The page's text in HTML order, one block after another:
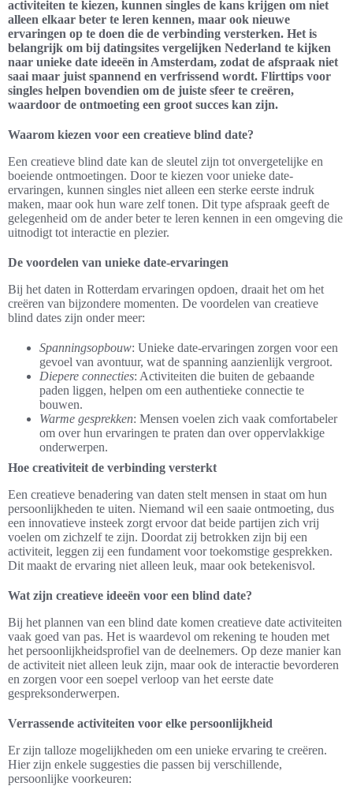
activiteiten te kiezen, kunnen singles de kans krijgen om niet
alleen elkaar beter te leren kennen, maar ook nieuwe
ervaringen op te doen die de verbinding versterken. Het is
belangrijk om bij datingsites vergelijken Nederland te kijken
naar unieke date ideeën in Amsterdam, zodat de afspraak niet
saai maar juist spannend en verfrissend wordt. Flirttips voor
singles helpen bovendien om de juiste sfeer te creëren,
waardoor de ontmoeting een groot succes kan zijn.
Waarom kiezen voor een creatieve blind date?
Een creatieve blind date kan de sleutel zijn tot onvergetelijke en
boeiende ontmoetingen. Door te kiezen voor unieke date-
ervaringen, kunnen singles niet alleen een sterke eerste indruk
maken, maar ook hun ware zelf tonen. Dit type afspraak geeft de
gelegenheid om de ander beter te leren kennen in een omgeving die
uitnodigt tot interactie en plezier.
De voordelen van unieke date-ervaringen
Bij het daten in Rotterdam ervaringen opdoen, draait het om het
creëren van bijzondere momenten. De voordelen van creatieve
blind dates zijn onder meer:
Spanningsopbouw: Unieke date-ervaringen zorgen voor een
gevoel van avontuur, wat de spanning aanzienlijk vergroot.
Diepere connecties: Activiteiten die buiten de gebaande
paden liggen, helpen om een authentieke connectie te
bouwen.
Warme gesprekken: Mensen voelen zich vaak comfortabeler
om over hun ervaringen te praten dan over oppervlakkige
onderwerpen.
Hoe creativiteit de verbinding versterkt
Een creatieve benadering van daten stelt mensen in staat om hun
persoonlijkheden te uiten. Niemand wil een saaie ontmoeting, dus
een innovatieve insteek zorgt ervoor dat beide partijen zich vrij
voelen om zichzelf te zijn. Doordat zij betrokken zijn bij een
activiteit, leggen zij een fundament voor toekomstige gesprekken.
Dit maakt de ervaring niet alleen leuk, maar ook betekenisvol.
Wat zijn creatieve ideeën voor een blind date?
Bij het plannen van een blind date komen creatieve date activiteiten
vaak goed van pas. Het is waardevol om rekening te houden met
het persoonlijkheidsprofiel van de deelnemers. Op deze manier kan
de activiteit niet alleen leuk zijn, maar ook de interactie bevorderen
en zorgen voor een soepel verloop van het eerste date
gespreksonderwerpen.
Verrassende activiteiten voor elke persoonlijkheid
Er zijn talloze mogelijkheden om een unieke ervaring te creëren.
Hier zijn enkele suggesties die passen bij verschillende,
persoonlijke voorkeuren: